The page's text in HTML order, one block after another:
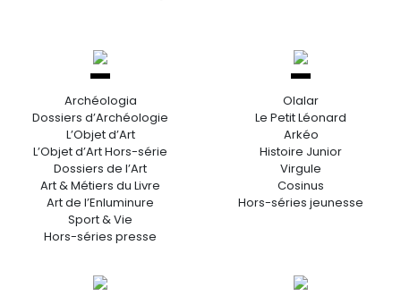
Archéologia
Dossiers d’Archéologie
L’Objet d’Art
L’Objet d’Art Hors-série
Dossiers de l’Art
Art & Métiers du Livre
Art de l’Enluminure
Sport & Vie
Hors-séries presse
Olalar
Le Petit Léonard
Arkéo
Histoire Junior
Virgule
Cosinus
Hors-séries jeunesse